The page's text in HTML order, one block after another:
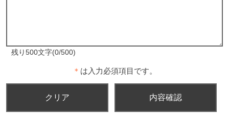
残り500文字(0/500)
＊ は入力必須項目です。